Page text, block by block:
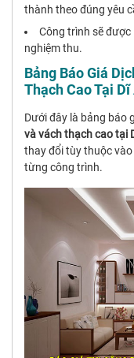
thành theo đúng yêu
Công trình sẽ
nghiệm thu.
Bảng Báo Giá
Thạch Cao Tại Dĩ
Dưới đây là bảng báo
và vách thạch cao tại
thay đổi tùy thuộc vào
từng công trình.